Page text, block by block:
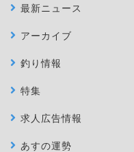
最新ニュース
アーカイブ
釣り情報
特集
求人広告情報
あすの運勢